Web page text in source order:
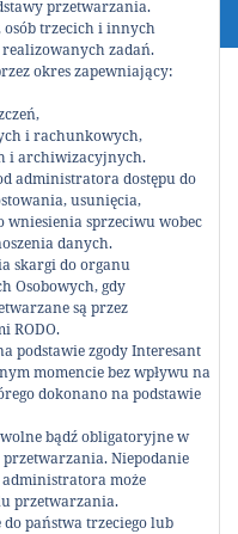
0
Udostępnienia
3 kwietnia 2018 o
Oby wiecej takich
THIS
przetwarzania.
osób trzecich i innych
zadań.
okres zapewniający:
i rachunkowych,
i archiwizacyjnych.
administratora dostępu do
usunięcia,
sprzeciwu wobec
danych.
skargi do organu
Osobowych, gdy
są przez
RODO.
podstawie zgody Interesant
momencie bez wpływu na
dokonano na podstawie
bądź obligatoryjne w
Niepodanie
może
przetwarzania.
państwa trzeciego lub